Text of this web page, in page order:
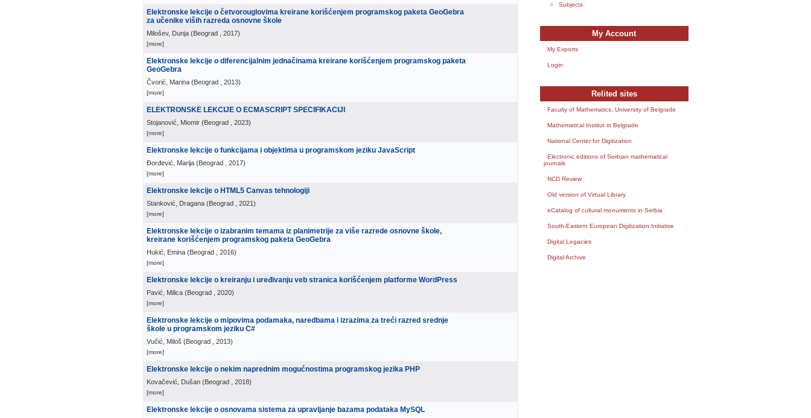
Elektronske lekcije o četvorouglovima kreirane korišćenjem programskog paketa GeoGebra
za učenike viših razreda osnovne škole
Milošev, Dunja (Beograd , 2017)
[more]
Elektronske lekcije o diferencijalnim jednačinama kreirane korišćenjem programskog paketa
GeoGebra
Čvorić, Marina (Beograd , 2013)
[more]
ELEKTRONSKE LEKCIJE O ECMASCRIPT SPECIFIKACIJI
Stojanović, Miomir (Beograd , 2023)
[more]
Elektronske lekcije o funkcijama i objektima u programskom jeziku JavaScript
Đorđević, Marija (Beograd , 2017)
[more]
Elektronske lekcije o HTML5 Canvas tehnologiji
Stanković, Dragana (Beograd , 2021)
[more]
Elektronske lekcije o izabranim temama iz planimetrije za više razrede osnovne škole,
kreirane korišćenjem programskog paketa GeoGebra
Hukić, Emina (Beograd , 2016)
[more]
Elektronske lekcije o kreiranju i uređivanju veb stranica korišćenjem platforme WordPress
Pavić, Milica (Beograd , 2020)
[more]
Elektronske lekcije o mipovima podamaka, naredbama i izrazima za treći razred srednje
škole u programskom jeziku C#
Vučić, Miloš (Beograd , 2013)
[more]
Elektronske lekcije o nekim naprednim mogućnostima programskog jezika PHP
Kovačević, Dušan (Beograd , 2018)
[more]
Elektronske lekcije o osnovama sistema za upravljanje bazama podataka MySQL
Subjects
My Account
My Exports
Login
Relited sites
Faculty of Mathematics, University of Belgrade
Mathematical Institut in Belgrade
National Center for Digitization
Electronic editions of Serbian mathematical
journals
NCD Review
Old version of Virtual Library
eCatalog of cultural monuments in Serbia
South-Eastern European Digitization Initiative
Digital Legacies
Digital Archive